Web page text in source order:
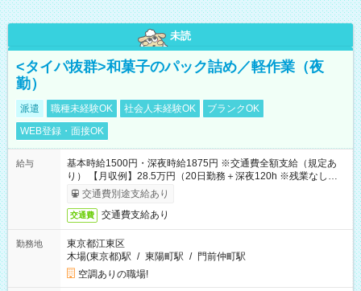
未読
<タイパ抜群>和菓子のパック詰め／軽作業（夜
勤）
派遣 職種未経験OK 社会人未経験OK
ブランクOK
WEB登録・面接OK
給与
基本時給1500円・深夜時給1875円 ※交通費全額支給（規定あ
り） 【月収例】28.5万円（20日勤務＋深夜120h ※残業なしの場
合）交通費別途支給あり
交通費 交通費支給あり
勤務地
東京都江東区
木場(東京都)駅 / 東陽町駅 / 門前仲町駅
空調ありの職場!